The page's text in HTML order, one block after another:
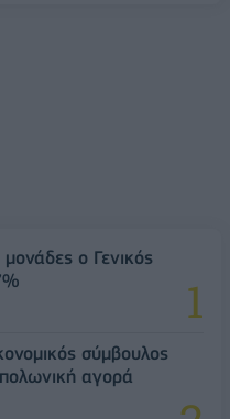
ο Γενικός
σύμβουλος
αγορά